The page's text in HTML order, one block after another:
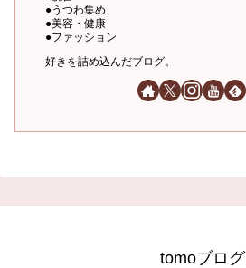
●うつわ集め
●美容・健康
●ファッション
好きを詰め込んだブログ。
tomoブログ